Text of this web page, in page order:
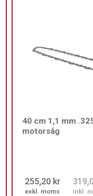
40 cm 1,1 mm
motorsåg
255,20 kr
exkl. moms inkl.